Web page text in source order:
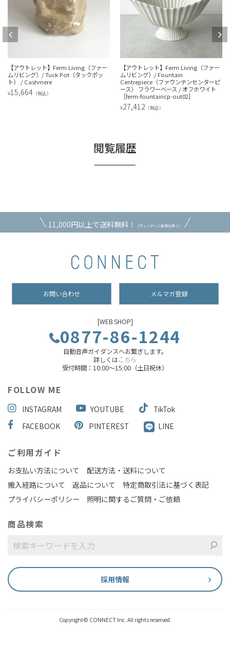
【アウトレット】Ferm Living（ファー
ムリビング）/ Tuck Pot（タックポッ
ト） / Cashmere
¥15,664 （税込）
【アウトレット】Ferm Living（ファー
ムリビング）/ Fountain
Centrepiece（ファウンテンセンターピ
ース） フラワーベース / オフホワイト
［ferm-fountaincp-out02］
¥27,412 （税込）
閲覧履歴
11,000円以上で送料無料！ （ヴィンテージ家具を除く）
お問い合わせ メルマガ登録
[WEB SHOP]
0877-86-1244
自動音声ガイダンスへお繋ぎします。
詳しくはこちら
受付時間：10:00～15:00（土日祝休）
FOLLOW ME
INSTAGRAM YOUTUBE
TikTok
FACEBOOK
PINTEREST LINE
ご利用ガイド
お支払い方法について
配送方法・送料について
搬入経路について
返品について
特定商取引法に基づく表記
プライバシーポリシー
照明に関するご質問・ご依頼
商品検索
採用情報
Copyright© CONNECT Inc. All rights reserved.